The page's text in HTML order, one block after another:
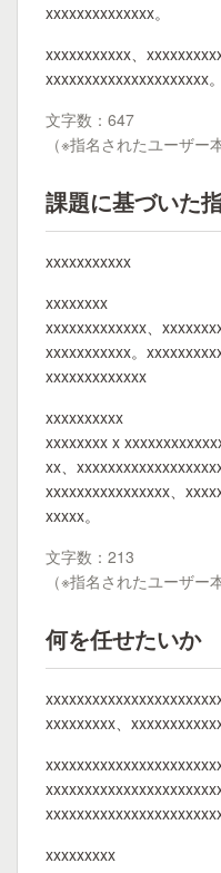
xxxxxxxxxxxxxx。
xxxxxxxxxxx、
xxxxxxxxxxxxxxxxxxxxx。
文字数：647
（※指名されたユーザー
課題に基づいた
xxxxxxxxxxx
xxxxxxxx
xxxxxxxxxxxxx、
xxxxxxxxxxx。
xxxxxxxxxxxxx
xxxxxxxxxx
xxxxxxxx x
xx、
xxxxxxxxxxxxxxxx、
xxxxx。
文字数：213
（※指名されたユーザー
何を任せたいか
xxxxxxxxx、
xxxxxxxxx